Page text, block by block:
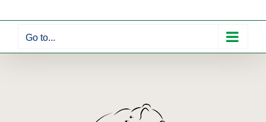
Go to...